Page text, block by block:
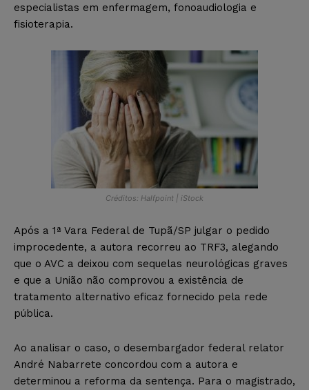
especialistas em enfermagem, fonoaudiologia e
fisioterapia.
Créditos: Halfpoint | iStock
Após a 1ª Vara Federal de Tupã/SP julgar o pedido
improcedente, a autora recorreu ao TRF3, alegando
que o AVC a deixou com sequelas neurológicas graves
e que a União não comprovou a existência de
tratamento alternativo eficaz fornecido pela rede
pública.
Ao analisar o caso, o desembargador federal relator
André Nabarrete concordou com a autora e
determinou a reforma da sentença. Para o magistrado,